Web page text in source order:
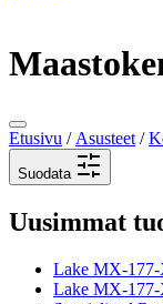
Etusivu / Asusteet /
Suodata
Uusimmat
Lake MX-177-
Lake MX-177-